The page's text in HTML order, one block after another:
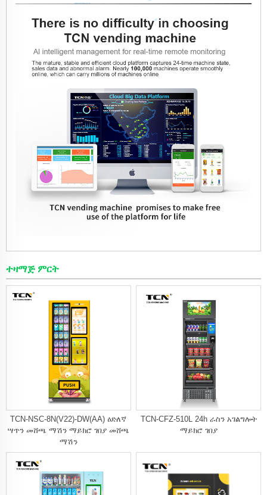
ተዛማጅ ምርት
TCN-NSC-8N(V22)-DW(AA) ዕድለኛ
ሣጥን መሸጫ ማሽን ማይክሮ ገበያ መሸጫ
ማሽን
TCN-CFZ-510L 24h ራስን አገልግሎት
ማይክሮ ገበያ